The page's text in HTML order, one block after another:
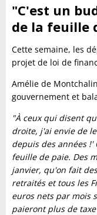
"C'est un
de la feuille
Cette semaine, les
projet de loi de
Amélie de
gouvernement et
"À ceux qui disent
droite, j'ai envie de
depuis des années
feuille de paie. Des
janvier, qu'on fait
retraités et tous les
euros nets par mois
paieront plus de